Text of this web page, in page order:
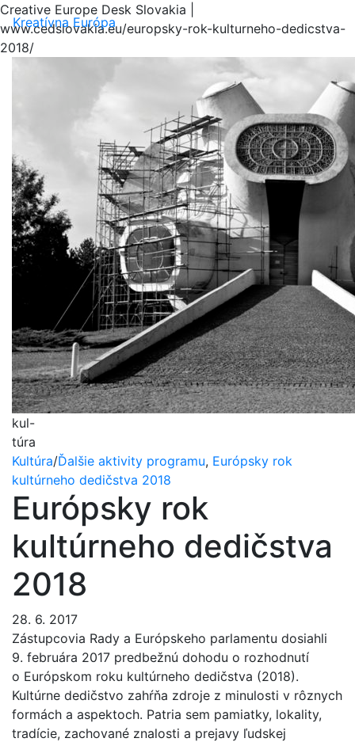
Creative Europe Desk Slovakia |
www.cedslovakia.eu/europsky-rok-kulturneho-dedicstva-
2018/
Kreatívna Európa
kul-
túra
Kultúra/Ďalšie aktivity programu, Európsky rok
kultúrneho dedičstva 2018
Európsky rok
kultúrneho dedičstva
2018
28. 6. 2017
Zástupcovia Rady a Európskeho parlamentu dosiahli
9. februára 2017 predbežnú dohodu o rozhodnutí
o Európskom roku kultúrneho dedičstva (2018).
Kultúrne dedičstvo zahŕňa zdroje z minulosti v rôznych
formách a aspektoch. Patria sem pamiatky, lokality,
tradície, zachované znalosti a prejavy ľudskej